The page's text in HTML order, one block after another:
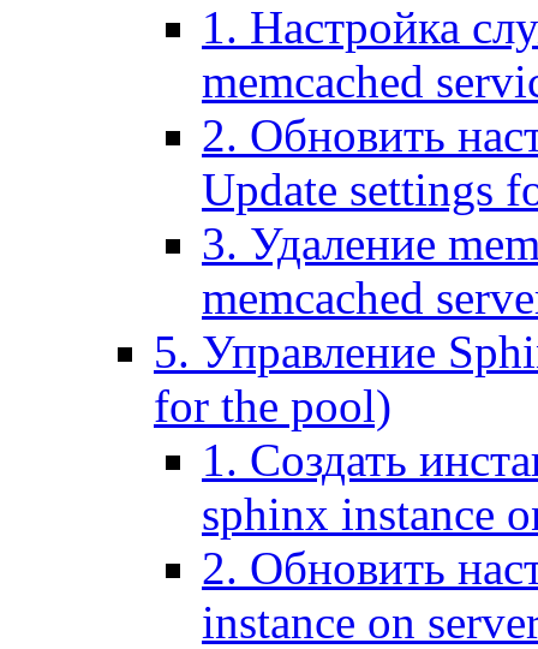
1. Настройка
memcached
2. Обновить
Update settings
3. Удаление
memcached
5. Управление
for the pool)
1. Создать
sphinx instance
2. Обновить
instance on